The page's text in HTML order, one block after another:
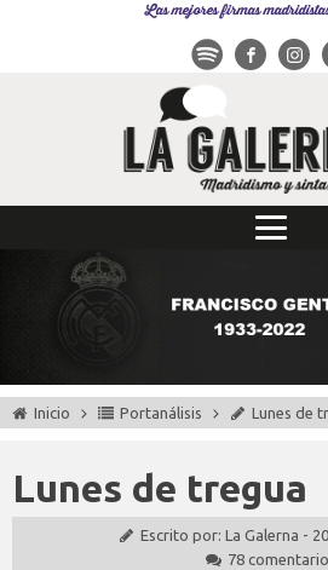
Las mejores firmas
Inicio Portanálisis Lunes de
Lunes de tregua
Escrito por: La Galerna -
78